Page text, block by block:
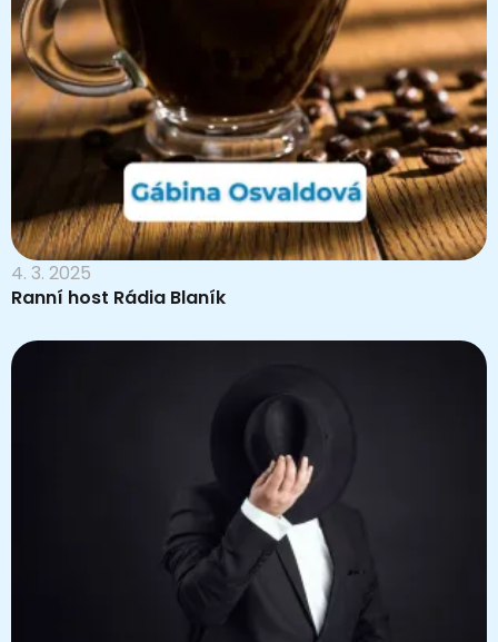
4. 3. 2025
Ranní host Rádia Blaník